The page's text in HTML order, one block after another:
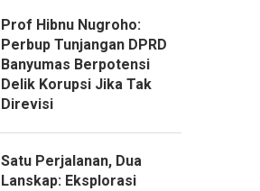
Prof Hibnu Nugroho:
Perbup Tunjangan DPRD
Banyumas Berpotensi
Delik Korupsi Jika Tak
Direvisi
Satu Perjalanan, Dua
Lanskap: Eksplorasi